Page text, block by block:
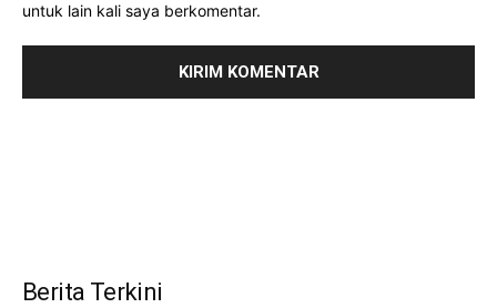
untuk lain kali saya berkomentar.
Berita Terkini